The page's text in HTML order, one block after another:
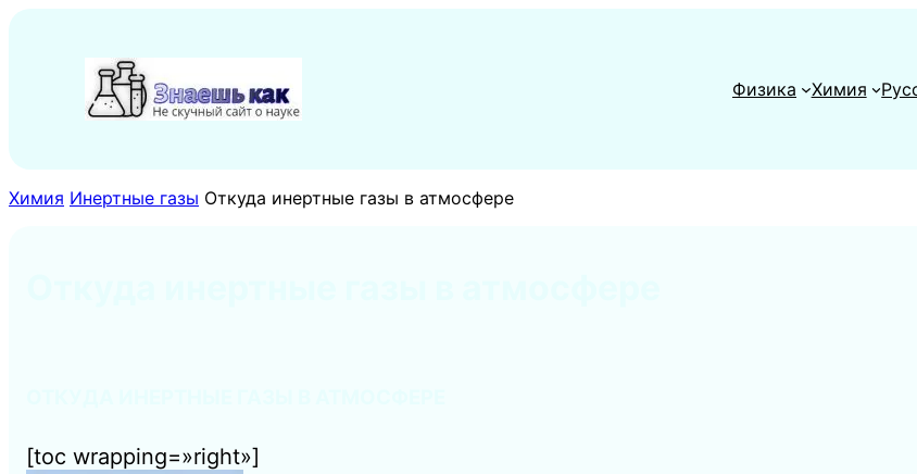
содержимому
Физика
Химия
Химия Инертные газы Откуда инертные газы в атмосфере
[toc wrapping=»right»]